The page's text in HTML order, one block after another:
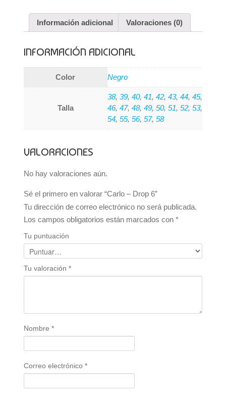
Información adicional Valoraciones (0)
INFORMACIÓN ADICIONAL
Color Negro
Talla
38, 39, 40, 41, 42, 43, 44, 45,
46, 47, 48, 49, 50, 51, 52, 53,
54, 55, 56, 57, 58
VALORACIONES
No hay valoraciones aún.
Sé el primero en valorar “Carlo – Drop 6”
Tu dirección de correo electrónico no será publicada.
Los campos obligatorios están marcados con *
Tu puntuación
Tu valoración *
Nombre *
Correo electrónico *